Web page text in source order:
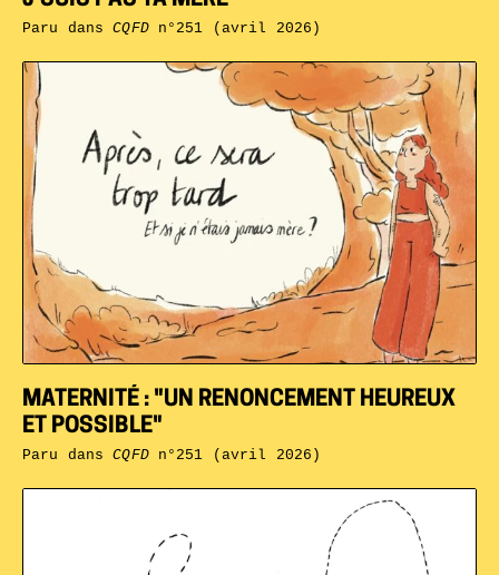
MATERNITÉ : "UN RENONCEMENT HEUREUX
ET POSSIBLE"
Paru dansCQFDn°251 (avril 2026)
Paru dansCQFDn°251 (avril 2026)